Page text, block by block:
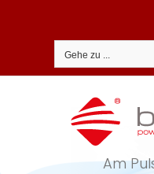
Gehe zu ...
Am